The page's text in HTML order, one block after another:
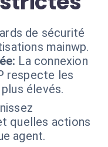
de sécurité
mainwp.
La connexion
respecte les
élevés.
quelles actions
agent.